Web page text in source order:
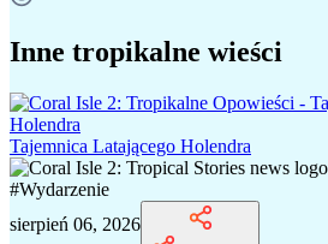
Inne tropikalne wieści
Tajemnica Latającego Holendra
#Wydarzenie
sierpień 06, 2026